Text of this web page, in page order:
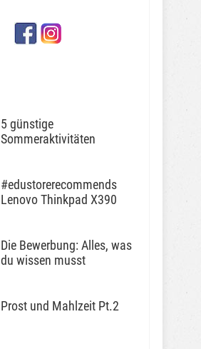
5 günstige
Sommeraktivitäten
#edustorerecommends
Lenovo Thinkpad X390
Die Bewerbung: Alles, was
du wissen musst
Prost und Mahlzeit Pt.2